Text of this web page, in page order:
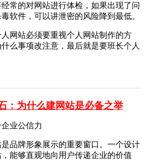
常的对网站进行体检，如果出现了问
软件，可以讲泄密的风险降到最低。
网站必须要重视个人网站制作的方
么事项改注意，最后就是要班长个人
：为什么建网站是必备之举
业公信力
品牌形象展示的重要窗口。一个设计
能够直观地向用户传递企业的价值